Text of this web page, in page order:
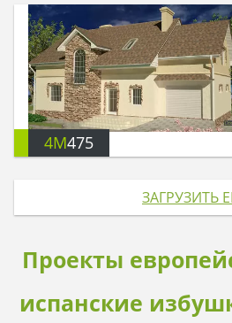
4M475
ЗАГРУЗИТЬ
Проекты
испанские